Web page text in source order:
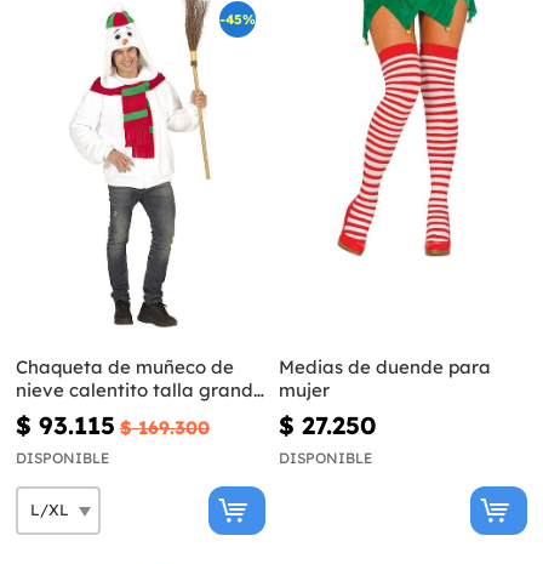
-45%
Chaqueta de muñeco de
nieve calentito talla grande
para adulto
$ 93.115 $ 169.300
DISPONIBLE
Medias de duende para
mujer
$ 27.250
DISPONIBLE